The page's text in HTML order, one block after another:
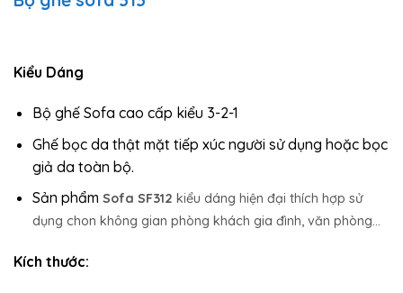
Kiểu Dáng
Bộ ghế Sofa cao cấp kiểu 3-2-1
Ghế bọc da thật mặt tiếp xúc người sử dụng hoặc bọc
giả da toàn bộ.
Sản phẩm Sofa SF312 kiểu dáng hiện đại thích hợp sử
dụng chon không gian phòng khách gia đình, văn phòng…
Kích thước: